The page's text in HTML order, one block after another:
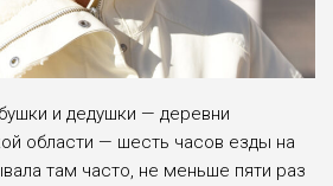
и дедушки — деревни
области — шесть часов езды на
там часто, не меньше пяти раз